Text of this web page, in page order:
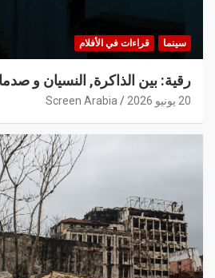
سينما قراءات في الأفلام
رقية: بين الذاكرة, النسيان و
20 يونيو 2026 Screen Arabia